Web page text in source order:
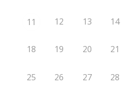
11 12 13 14
18 19 20 21
25 26 27 28